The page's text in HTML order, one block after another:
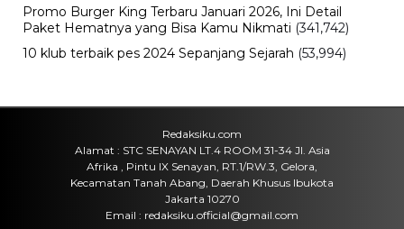
Kabar Terbarunya
Kamis, 6 Agu 2026 - 15:25 WIB
Sejarah
Link Pendaftaran
Harga Emas Antam Hari Ini, Cek
Pergerakan Harga Logam Mulia